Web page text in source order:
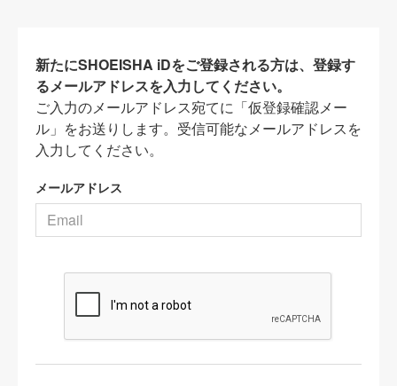
新たにSHOEISHA iDをご登録される方は、登録す
るメールアドレスを入力してください。
ご入力のメールアドレス宛てに「仮登録確認メー
ル」をお送りします。受信可能なメールアドレスを
入力してください。
メールアドレス